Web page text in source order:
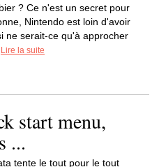
? Ce n'est un secret pour
Nintendo est loin d'avoir
ne serait-ce qu'à approcher
Lire la suite
start menu,
...
tente le tout pour le tout